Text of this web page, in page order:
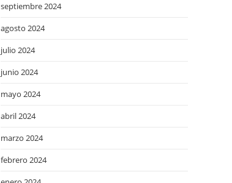
septiembre 2024
agosto 2024
julio 2024
junio 2024
mayo 2024
abril 2024
marzo 2024
febrero 2024